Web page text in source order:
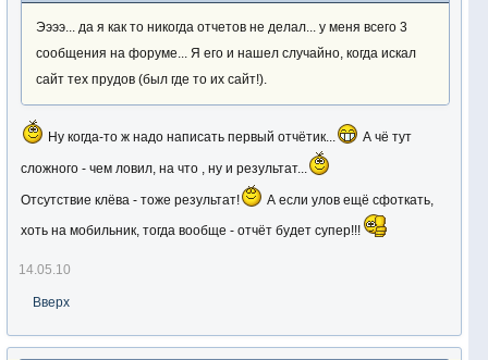
Ээээ... да я как то никогда отчетов не делал... у меня всего 3
сообщения на форуме... Я его и нашел случайно, когда искал
сайт тех прудов (был где то их сайт!).
Ну когда-то ж надо написать первый отчётик... А чё тут
сложного - чем ловил, на что , ну и результат...
Отсутствие клёва - тоже результат!
А если улов ещё сфоткать,
хоть на мобильник, тогда вообще - отчёт будет супер!!!
14.05.10
Вверх